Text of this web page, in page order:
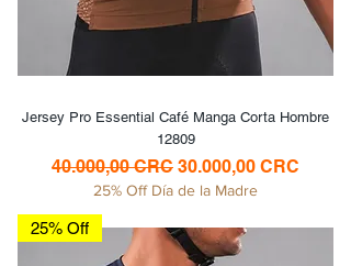
Jersey Pro Essential Café Manga Corta Hombre
12809
Precio
40.000,00 CRC Precio de oferta
30.000,00 CRC
25% Off Día de la Madre
25% Off